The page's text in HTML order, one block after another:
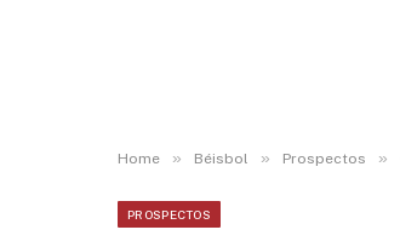
Home » Béisbol » Prospectos »
PROSPECTOS